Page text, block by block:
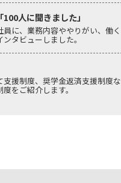
｢100人に聞きました」
員に、業務内容ややりがい、働く
タビューしました。
支援制度、奨学金返済支援制度な
をご紹介します。